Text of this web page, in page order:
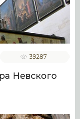
39287
Невского